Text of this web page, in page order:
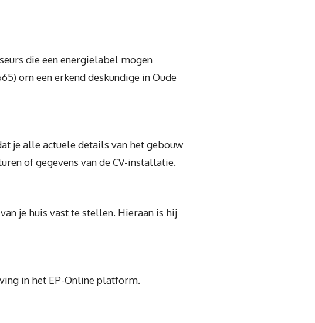
die een energielabel mogen
om een erkend deskundige in Oude
je alle actuele details van het gebouw
of gegevens van de CV-installatie.
je huis vast te stellen. Hieraan is hij
in het EP-Online platform.